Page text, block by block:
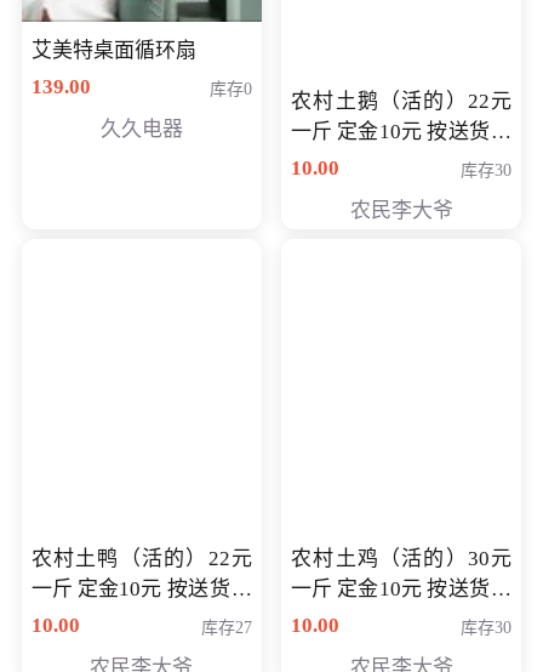
艾美特桌面循环扇
139.00
库存0
久久电器
农村土鹅（活的）22元
一斤 定金10元 按送货交
付时秤重计算货款 定金
10.00 库存30
农民李大爷
农村土鸭（活的）22元
一斤 定金10元 按送货交
付时秤重计算货款 定金
10.00 库存27
农村土鸡（活的）30元
一斤 定金10元 按送货交
付时秤重计算货款 定金
10.00 库存30